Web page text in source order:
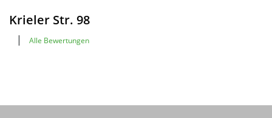
Krieler Str. 98
| Alle Bewertungen